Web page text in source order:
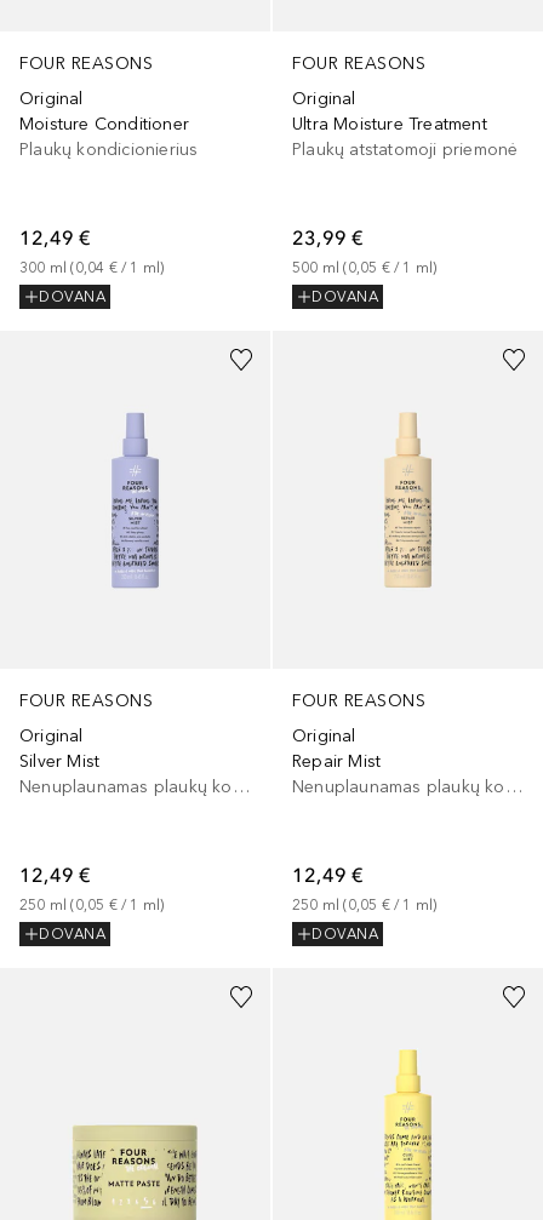
FOUR REASONS
Original
Moisture Conditioner
Plaukų kondicionierius
12,49 €
300 ml (0,04 € / 1 ml)
DOVANA
FOUR REASONS
Original
Ultra Moisture Treatment
Plaukų atstatomoji priemonė
23,99 €
500 ml (0,05 € / 1 ml)
DOVANA
FOUR REASONS
Original
Silver Mist
Nenuplaunamas plaukų kondicionierius
12,49 €
250 ml (0,05 € / 1 ml)
DOVANA
FOUR REASONS
Original
Repair Mist
Nenuplaunamas plaukų kondicionierius
12,49 €
250 ml (0,05 € / 1 ml)
DOVANA